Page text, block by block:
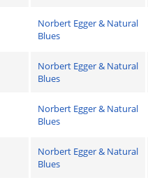
Norbert Egger & Natural
Blues
Norbert Egger & Natural
Blues
Norbert Egger & Natural
Blues
Norbert Egger & Natural
Blues